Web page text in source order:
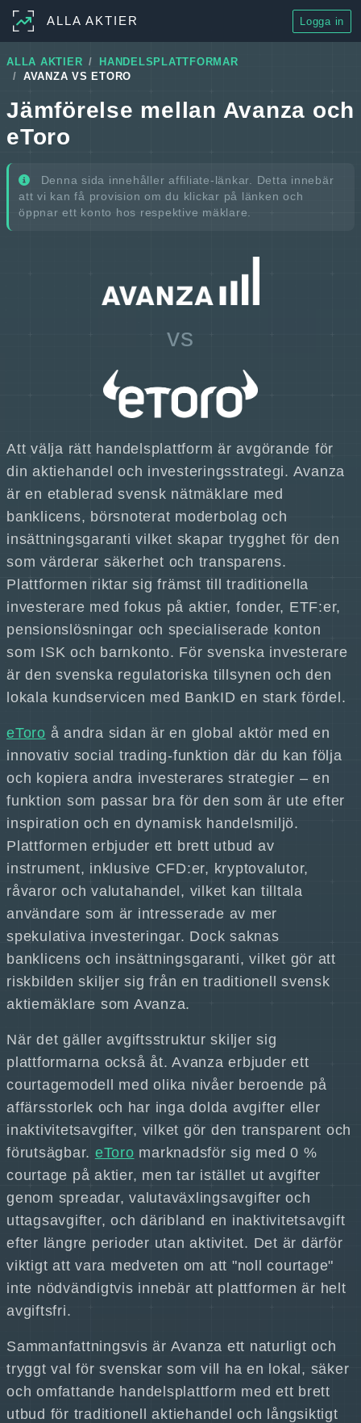
ALLA AKTIER Logga in
ALLA AKTIER
HANDELSPLATTFORMAR
AVANZA VS ETORO
Jämförelse mellan Avanza och
eToro
Denna sida innehåller affiliate-länkar. Detta innebär
att vi kan få provision om du klickar på länken och
öppnar ett konto hos respektive mäklare.
vs
Att välja rätt handelsplattform är avgörande för
din aktiehandel och investeringsstrategi. Avanza
är en etablerad svensk nätmäklare med
banklicens, börsnoterat moderbolag och
insättningsgaranti vilket skapar trygghet för den
som värderar säkerhet och transparens.
Plattformen riktar sig främst till traditionella
investerare med fokus på aktier, fonder, ETF:er,
pensionslösningar och specialiserade konton
som ISK och barnkonto. För svenska investerare
är den svenska regulatoriska tillsynen och den
lokala kundservicen med BankID en stark fördel.
eToro å andra sidan är en global aktör med en
innovativ social trading-funktion där du kan följa
och kopiera andra investerares strategier – en
funktion som passar bra för den som är ute efter
inspiration och en dynamisk handelsmiljö.
Plattformen erbjuder ett brett utbud av
instrument, inklusive CFD:er, kryptovalutor,
råvaror och valutahandel, vilket kan tilltala
användare som är intresserade av mer
spekulativa investeringar. Dock saknas
banklicens och insättningsgaranti, vilket gör att
riskbilden skiljer sig från en traditionell svensk
aktiemäklare som Avanza.
När det gäller avgiftsstruktur skiljer sig
plattformarna också åt. Avanza erbjuder ett
courtagemodell med olika nivåer beroende på
affärsstorlek och har inga dolda avgifter eller
inaktivitetsavgifter, vilket gör den transparent och
förutsägbar. eToro marknadsför sig med 0 %
courtage på aktier, men tar istället ut avgifter
genom spreadar, valutaväxlingsavgifter och
uttagsavgifter, och däribland en inaktivitetsavgift
efter längre perioder utan aktivitet. Det är därför
viktigt att vara medveten om att "noll courtage"
inte nödvändigtvis innebär att plattformen är helt
avgiftsfri.
Sammanfattningsvis är Avanza ett naturligt och
tryggt val för svenskar som vill ha en lokal, säker
och omfattande handelsplattform med ett brett
utbud för traditionell aktiehandel och långsiktigt